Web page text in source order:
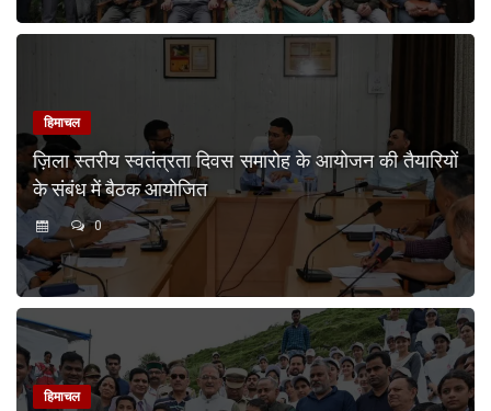
हिमाचल
ज़िला स्तरीय स्वतंत्रता दिवस समारोह के आयोजन की तैयारियों
के संबंध में बैठक आयोजित
0
हिमाचल